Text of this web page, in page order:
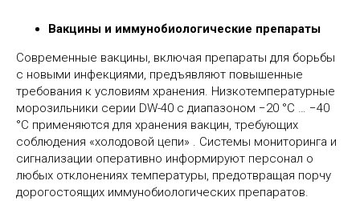
Вакцины и иммунобиологические препараты
Современные вакцины, включая препараты для борьбы
с новыми инфекциями, предъявляют повышенные
требования к условиям хранения. Низкотемпературные
морозильники серии DW-40 с диапазоном −20 °C … −40
°C применяются для хранения вакцин, требующих
соблюдения «холодовой цепи» . Системы мониторинга и
сигнализации оперативно информируют персонал о
любых отклонениях температуры, предотвращая порчу
дорогостоящих иммунобиологических препаратов.